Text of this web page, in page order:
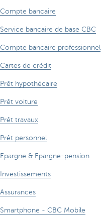
Compte bancaire
Service bancaire de base CBC
Compte bancaire professionnel
Cartes de crédit
Prêt hypothécaire
Prêt voiture
Prêt travaux
Prêt personnel
Epargne & Epargne-pension
Investissements
Assurances
Smartphone - CBC Mobile